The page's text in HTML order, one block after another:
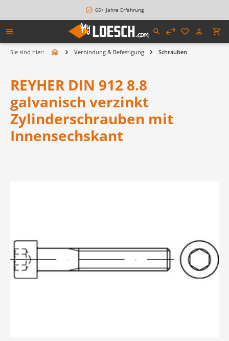
65+ Jahre Erfahrung
Sie sind hier: Verbindung & Befestigung Schrauben
REYHER DIN 912 8.8
galvanisch verzinkt
Zylinderschrauben mit
Innensechskant